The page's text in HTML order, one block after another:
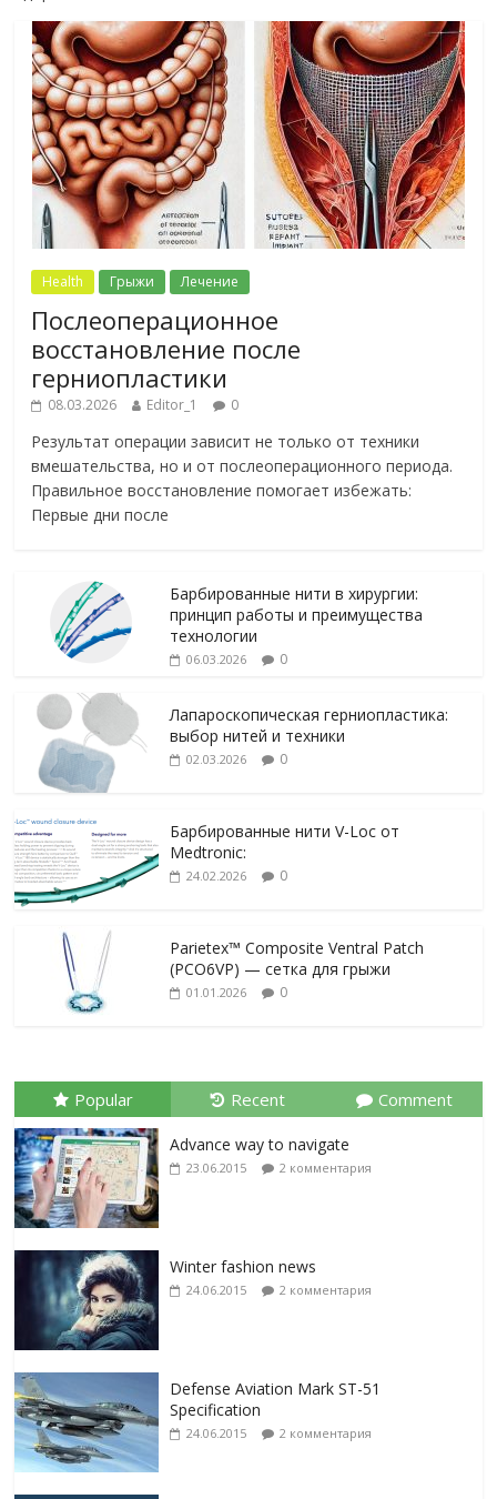
Health Грыжи Лечение
Послеоперационное
восстановление после
герниопластики
08.03.2026 Editor_1 0
Результат операции зависит не только от техники
вмешательства, но и от послеоперационного периода.
Правильное восстановление помогает избежать:
Первые дни после
Барбированные нити в хирургии:
принцип работы и преимущества
технологии
06.03.2026 0
Лапароскопическая герниопластика:
выбор нитей и техники
02.03.2026 0
Барбированные нити V-Loc от
Medtronic:
24.02.2026 0
Parietex™ Composite Ventral Patch
(PCO6VP) — сетка для грыжи
01.01.2026 0
Popular Recent Comment
Advance way to navigate
23.06.2015 2 комментария
Winter fashion news
24.06.2015 2 комментария
Defense Aviation Mark ST-51
Specification
24.06.2015 2 комментария